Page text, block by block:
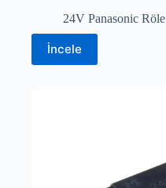
24V Panasonic Röle
İncele